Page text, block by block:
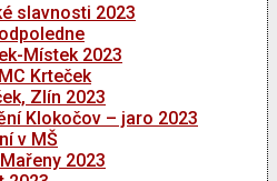
slavnosti 2023
Místek 2023
Krteček
Zlín 2023
Klokočov – jaro 2023
v MŠ
2023